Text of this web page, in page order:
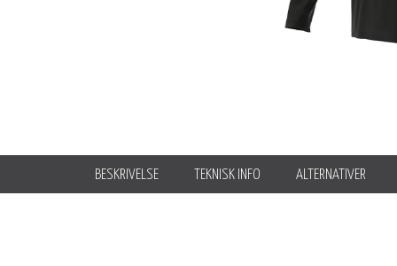
BESKRIVELSE TEKNISK INFO ALTERNATIVER